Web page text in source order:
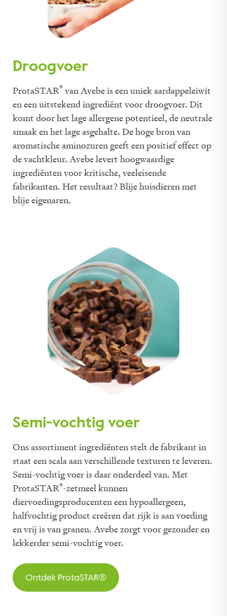
Droogvoer
ProtaSTAR® van Avebe is een uniek aardappeleiwit
en een uitstekend ingrediënt voor droogvoer. Dit
komt door het lage allergene potentieel, de neutrale
smaak en het lage asgehalte. De hoge bron van
aromatische aminozuren geeft een positief effect op
de vachtkleur. Avebe levert hoogwaardige
ingrediënten voor kritische, veeleisende
fabrikanten. Het resultaat? Blije huisdieren met
blije eigenaren.
Semi-vochtig voer
Ons assortiment ingrediënten stelt de fabrikant in
staat een scala aan verschillende texturen te leveren.
Semi-vochtig voer is daar onderdeel van. Met
ProtaSTAR®-zetmeel kunnen
diervoedingsproducenten een hypoallergeen,
halfvochtig product creëren dat rijk is aan voeding
en vrij is van granen. Avebe zorgt voor gezonder en
lekkerder semi-vochtig voer.
Ontdek ProtaSTAR®